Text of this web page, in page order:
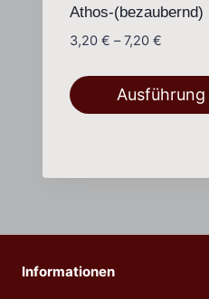
Athos-(bezaubernd)
3,20€ –7,20€
bis
7,20 €
Die
Informationen